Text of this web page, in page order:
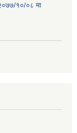
२०७७/१०/०८ मा